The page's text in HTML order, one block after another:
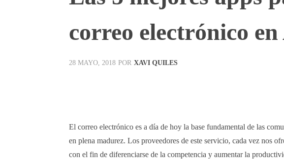
correo electrónico
28 MAYO, 2018 POR XAVI QUILES
El correo electrónico es a día de hoy la base fundamental de las
en plena madurez. Los proveedores de este servicio, cada vez nos
con el fin de diferenciarse de la competencia y aumentar la